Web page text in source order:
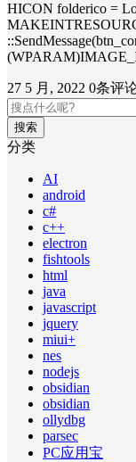
HICON folderico =
27 5 月, 2022 0条评
搜索
分类
AI
android
c#
c++
electron
fishtools
html
java
javascript
jquery
miui+
nes
nodejs
obsidian
obsidian
ollydbg
parsec
PC应用宝